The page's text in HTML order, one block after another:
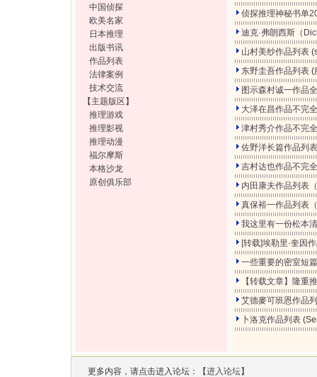
中国侦探
欧美名家
日本推理
出版书讯
作品列表
法律案例
技术交流
【 主题版区 】
推理游戏
推理影视
推理动漫
福尔摩斯
本格沙龙
原创俱乐部
侦探推理神秘书单
迪克·弗朗西斯（
山村美纱作品列表
东野圭吾作品列表 (
图示森村诚一作品
大泽在昌作品不完
津村秀介作品不完
佐野洋长篇作品列表
吉村达也作品不完
内田康夫作品列表
真保裕一作品列表
我这里有一份松本
[转载]埃勒里·奎因
一些重要的密室短
【转载文章】隆重
艾德麥可班恩作品
卜洛克作品列表
更多内容，请点击进入论坛：【进入论坛】